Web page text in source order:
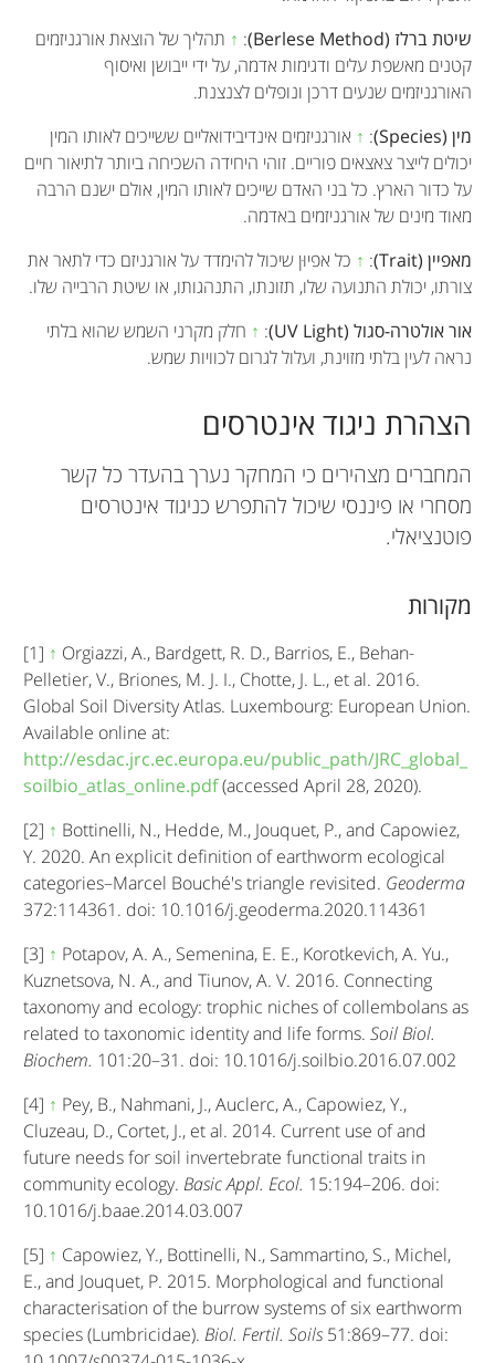
שיטת ברלז (Berlese Method)
:
↑ תהליך של הוצאת אורגניזמים
קטנים מאשפת עלים ודגימות אדמה, על ידי ייבושן ואיסוף
האורגניזמים שנעים דרכן ונופלים לצנצנת.
מין (Species)
:
↑ אורגניזמים אינדיבידואליים ששייכים לאותו המין
יכולים לייצר צאצאים פוריים. זוהי היחידה השכיחה ביותר לתיאור חיים
על כדור הארץ. כל בני האדם שייכים לאותו המין, אולם ישנם הרבה
מאוד מינים של אורגניזמים באדמה.
מאפיין (Trait)
:
↑ כל אפיוּן שיכול להימדד על אורגניזם כדי לתאר את
צורתו, יכולת התנועה שלו, תזונתו, התנהגותו, או שיטת הרבייה שלו.
אור אולטרה-סגול (UV Light)
:
↑ חלק מקרני השמש שהוא בלתי
נראה לעין בלתי מזוינת, ועלול לגרום לכוויות שמש.
הצהרת ניגוד אינטרסים
המחברים מצהירים כי המחקר נערך בהעדר כל קשר
מסחרי או פיננסי שיכול להתפרש כניגוד אינטרסים
פוטנציאלי.
מקורות
[1] ↑ Orgiazzi, A., Bardgett, R. D., Barrios, E., Behan-
Pelletier, V., Briones, M. J. I., Chotte, J. L., et al. 2016.
Global Soil Diversity Atlas. Luxembourg: European Union.
Available online at:
http://esdac.jrc.ec.europa.eu/public_path/JRC_global_
soilbio_atlas_online.pdf(accessed April 28, 2020).
[2] ↑ Bottinelli, N., Hedde, M., Jouquet, P., and Capowiez,
Y. 2020. An explicit definition of earthworm ecological
categories–Marcel Bouché's triangle revisited.Geoderma
372:114361. doi: 10.1016/j.geoderma.2020.114361
[3] ↑ Potapov, A. A., Semenina, E. E., Korotkevich, A. Yu.,
Kuznetsova, N. A., and Tiunov, A. V. 2016. Connecting
taxonomy and ecology: trophic niches of collembolans as
related to taxonomic identity and life forms.Soil Biol.
Biochem. 101:20–31. doi: 10.1016/j.soilbio.2016.07.002
[4] ↑ Pey, B., Nahmani, J., Auclerc, A., Capowiez, Y.,
Cluzeau, D., Cortet, J., et al. 2014. Current use of and
future needs for soil invertebrate functional traits in
community ecology.Basic Appl. Ecol. 15:194–206. doi:
10.1016/j.baae.2014.03.007
[5] ↑ Capowiez, Y., Bottinelli, N., Sammartino, S., Michel,
E., and Jouquet, P. 2015. Morphological and functional
characterisation of the burrow systems of six earthworm
species (Lumbricidae).Biol. Fertil. Soils51:869–77. doi: